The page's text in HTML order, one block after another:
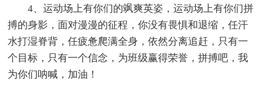
4、运动场上有你们的飒爽英姿，运动场上有你们拼
搏的身影，面对漫漫的征程，你没有畏惧和退缩，任汗
水打湿脊背，任疲惫爬满全身，依然分离追赶，只有一
个目标，只有一个信念，为班级赢得荣誉，拼搏吧，我
为你们呐喊，加油！